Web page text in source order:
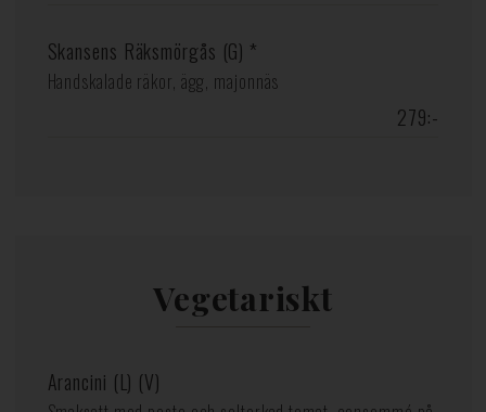
Skansens Räksmörgås (G) *
Handskalade räkor, ägg, majonnäs
279:-
Vegetariskt
Arancini (L) (V)